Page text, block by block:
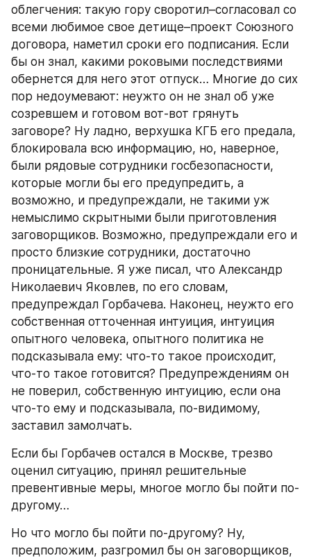
облегчения: такую гору своротил–согласовал со
всеми любимое свое детище–проект Союзного
договора, наметил сроки его подписания. Если
бы он знал, какими роковыми последствиями
обернется для него этот отпуск… Многие до сих
пор недоумевают: неужто он не знал об уже
созревшем и готовом вот-вот грянуть
заговоре? Ну ладно, верхушка КГБ его предала,
блокировала всю информацию, но, наверное,
были рядовые сотрудники госбезопасности,
которые могли бы его предупредить, а
возможно, и предупреждали, не такими уж
немыслимо скрытными были приготовления
заговорщиков. Возможно, предупреждали его и
просто близкие сотрудники, достаточно
проницательные. Я уже писал, что Александр
Николаевич Яковлев, по его словам,
предупреждал Горбачева. Наконец, неужто его
собственная отточенная интуиция, интуиция
опытного человека, опытного политика не
подсказывала ему: что-то такое происходит,
что-то такое готовится? Предупреждениям он
не поверил, собственную интуицию, если она
что-то ему и подсказывала, по-видимому,
заставил замолчать.
Если бы Горбачев остался в Москве, трезво
оценил ситуацию, принял решительные
превентивные меры, многое могло бы пойти по-
другому…
Но что могло бы пойти по-другому? Ну,
предположим, разгромил бы он заговорщиков,